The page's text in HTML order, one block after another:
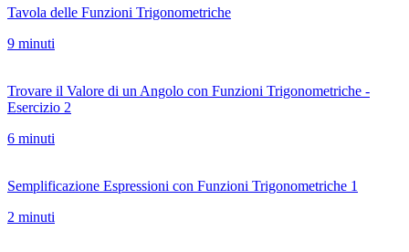
Tavola delle Funzioni Trigonometriche
9 minuti
Trovare il Valore di un Angolo con Funzioni Trigonometriche -
Esercizio 2
6 minuti
Semplificazione Espressioni con Funzioni Trigonometriche 1
2 minuti